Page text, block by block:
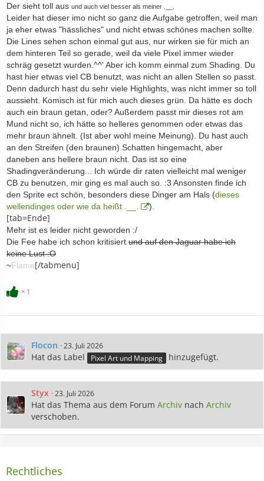
Der sieht toll aus und auch viel besser als meiner .__.
Leider hat dieser imo nicht so ganz die Aufgabe getroffen, weil man
ja eher etwas "hässliches" und nicht etwas schönes machen sollte.
Die Lines sehen schon einmal gut aus, nur wirken sie für mich an
dem hinteren Teil so gerade, weil da viele Pixel immer wieder
schräg gesetzt wurden.^^' Aber ich komm einmal zum Shading. Du
hast hier etwas viel CB benutzt, was nicht an allen Stellen so passt.
Denn dadurch hast du sehr viele Highlights, was nicht immer so toll
aussieht. Komisch ist für mich auch dieses grün. Da hätte es doch
auch ein braun getan, oder? Außerdem passt mir dieses rot am
Mund nicht so, ich hätte so helleres genommen oder etwas das
mehr braun ähnelt. (Ist aber wohl meine Meinung). Du hast auch
an den Streifen (den braunen) Schatten hingemacht, aber
daneben ans hellere braun nicht. Das ist so eine
Shadingveränderung... Ich würde dir raten vielleicht mal weniger
CB zu benutzen, mir ging es mal auch so. :3 Ansonsten finde ich
den Sprite ect schön, besonders diese Dinger am Hals (dieses
wellendinges oder wie da heißt .__.
).
[tab=Ende]
Mehr ist es leider nicht geworden :/
Die Fee habe ich schon kritisiert und auf den Jaguar habe ich
keine Lust :O
~Flame[/tabmenu]
1
Flocon 23. Juli 2026
Hat das Label Pixel Art und Mapping hinzugefügt.
Styx 23. Juli 2026
Hat das Thema aus dem Forum Archiv nach Archiv
verschoben.
Rechtliches